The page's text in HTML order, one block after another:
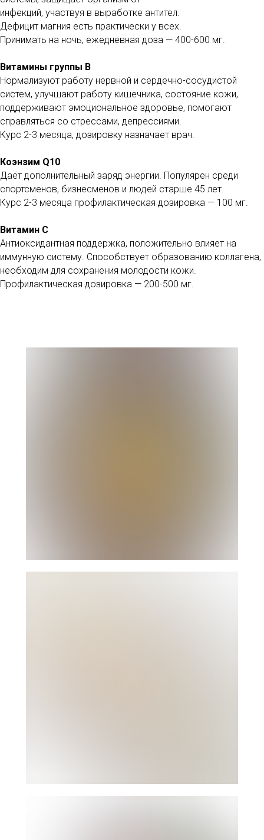
инфекций, участвуя в выработке антител.
Дефицит магния есть практически у всех.
Принимать на ночь, ежедневная доза — 400-600 мг.
Витамины группы В
Нормализуют работу нервной и сердечно-сосудистой
систем, улучшают работу кишечника, состояние кожи,
поддерживают эмоциональное здоровье, помогают
справляться со стрессами, депрессиями.
Курс 2-3 месяца, дозировку назначает врач.
Коэнзим Q10
Даёт дополнительный заряд энергии. Популярен среди
спортсменов, бизнесменов и людей старше 45 лет.
Курс 2-3 месяца профилактическая дозировка — 100 мг.
Витамин С
Антиоксидантная поддержка, положительно влияет на
иммунную систему. Способствует образованию коллагена,
необходим для сохранения молодости кожи.
Профилактическая дозировка — 200-500 мг.